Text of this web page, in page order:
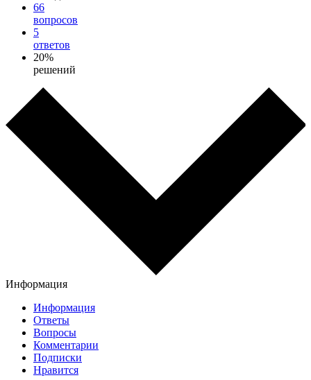
66
вопросов
5
ответов
20%
решений
Информация
Информация
Ответы
Вопросы
Комментарии
Подписки
Нравится